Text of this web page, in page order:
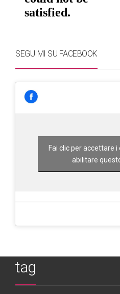
SEGUIMI SU FACEBOOK
Fai clic per accettare
abilitare
tag